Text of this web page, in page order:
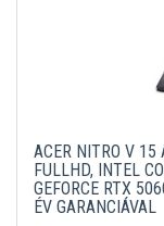
ACER NITRO V
FULLHD, INTEL
GEFORCE RTX
ÉV GARANCIÁVAL